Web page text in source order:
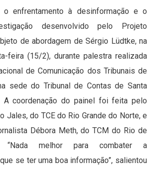
enfrentamento à desinformação e o
desenvolvido pelo Projeto
de abordagem de Sérgio Lüdtke, na
feira (15/2), durante palestra realizada
de Comunicação dos Tribunais de
sede do Tribunal de Contas de Santa
A coordenação do painel foi feita pelo
Jales, do TCE do Rio Grande do Norte, e
Débora Meth, do TCM do Rio de
“Nada melhor para combater a
se ter uma boa informação”, salientou